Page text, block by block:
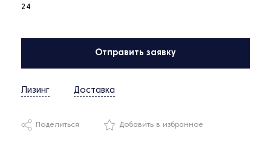
24
Отправить заявку
Лизинг Доставка
Поделиться Добавить в избранное